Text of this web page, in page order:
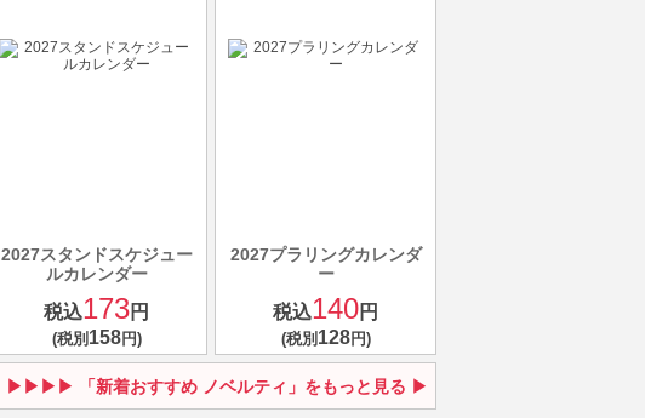
2027スタンドスケジュー
ルカレンダー
税込173円
(税別158円)
2027プラリングカレンダ
ー
税込140円
(税別128円)
「新着おすすめ ノベルティ」をもっと見る